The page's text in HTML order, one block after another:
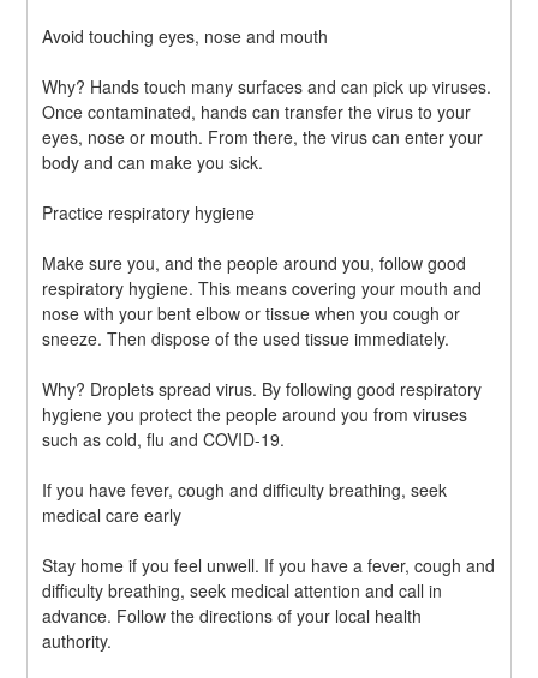
Avoid touching eyes, nose and mouth
Why? Hands touch many surfaces and can pick up viruses.
Once contaminated, hands can transfer the virus to your
eyes, nose or mouth. From there, the virus can enter your
body and can make you sick.
Practice respiratory hygiene
Make sure you, and the people around you, follow good
respiratory hygiene. This means covering your mouth and
nose with your bent elbow or tissue when you cough or
sneeze. Then dispose of the used tissue immediately.
Why? Droplets spread virus. By following good respiratory
hygiene you protect the people around you from viruses
such as cold, flu and COVID-19.
If you have fever, cough and difficulty breathing, seek
medical care early
Stay home if you feel unwell. If you have a fever, cough and
difficulty breathing, seek medical attention and call in
advance. Follow the directions of your local health
authority.